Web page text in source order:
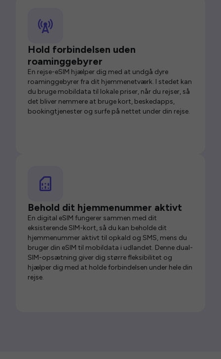
Hold forbindelsen uden
roaminggebyrer
En rejse-eSIM hjælper dig med at undgå dyre
roaminggebyrer fra dit hjemmenetværk. I stedet kan
du bruge mobildata til lokale priser, når du rejser, så
det bliver nemmere at bruge kort, beskedapps,
bookingtjenester og surfe på nettet under din rejse.
Behold dit hjemmenummer aktivt
En digital eSIM fungerer sammen med dit
eksisterende SIM-kort, så du kan beholde dit
hjemmenummer aktivt til opkald og SMS, mens du
bruger din eSIM til mobildata i udlandet. Denne dual-
SIM-opsætning giver dig større fleksibilitet og
hjælper dig med at holde forbindelsen under hele din
rejse.